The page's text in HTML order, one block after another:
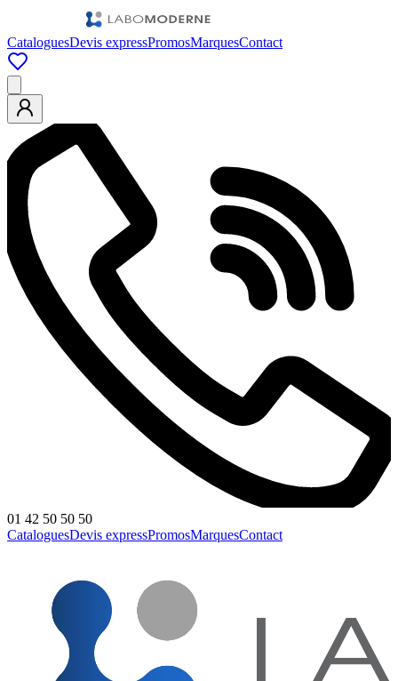
CataloguesDevis expressPromosMarquesContact
01 42 50 50 50
CataloguesDevis expressPromosMarquesContact